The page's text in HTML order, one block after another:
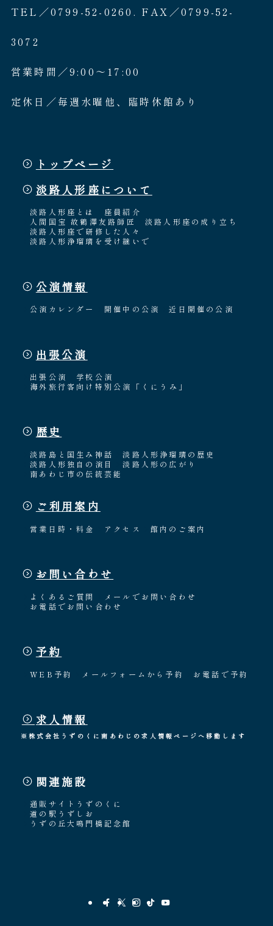
TEL／0799-52-0260. FAX／0799-52-
3072
営業時間／9:00〜17:00
定休日／毎週水曜他、臨時休館あり
トップページ
淡路人形座について
淡路人形座とは
座員紹介
人間国宝 故鶴澤友路師匠
淡路人形座の成り立ち
淡路人形座で研修した人々
淡路人形浄瑠璃を受け継いで
公演情報
公演カレンダー 開催中の公演 近日開催の公演
出張公演
出張公演
学校公演
海外旅行客向け特別公演「くにうみ」
歴史
淡路島と国生み神話
淡路人形浄瑠璃の歴史
淡路人形独自の演目
淡路人形の広がり
南あわじ市の伝統芸能
ご利用案内
営業日時・料金 アクセス 館内のご案内
お問い合わせ
よくあるご質問
メールでお問い合わせ
お電話でお問い合わせ
予約
WEB予約 メールフォームから予約 お電話で予約
求人情報
※株式会社うずのくに南あわじの求人情報ページへ移動します
関連施設
通販サイトうずのくに
道の駅うずしお
うずの丘大鳴門橋記念館